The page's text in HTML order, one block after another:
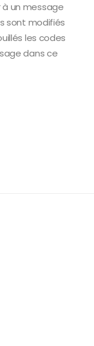
un message
sont modifiés
les codes
dans ce